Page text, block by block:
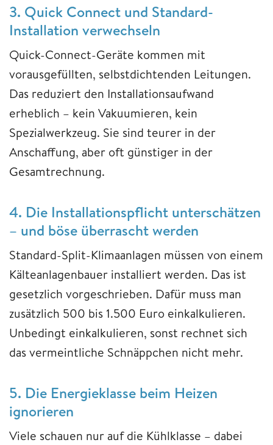
3. Quick Connect und Standard-
Installation verwechseln
Quick-Connect-Geräte kommen mit
vorausgefüllten, selbstdichtenden Leitungen.
Das reduziert den Installationsaufwand
erheblich – kein Vakuumieren, kein
Spezialwerkzeug. Sie sind teurer in der
Anschaffung, aber oft günstiger in der
Gesamtrechnung.
4. Die Installationspflicht unterschätzen
– und böse überrascht werden
Standard-Split-Klimaanlagen müssen von einem
Kälteanlagenbauer installiert werden. Das ist
gesetzlich vorgeschrieben. Dafür muss man
zusätzlich 500 bis 1.500 Euro einkalkulieren.
Unbedingt einkalkulieren, sonst rechnet sich
das vermeintliche Schnäppchen nicht mehr.
5. Die Energieklasse beim Heizen
ignorieren
Viele schauen nur auf die Kühlklasse – dabei